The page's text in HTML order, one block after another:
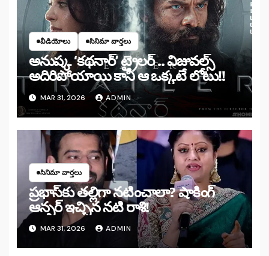
వీడియోలు సినిమా వార్తలు
అనుష్క ‘కథనార్’ ట్రైలర్ .. విజువల్స్
అదిరిపోయాయి కానీ ఆ ఒక్కటే లోటు!!
MAR 31, 2026 ADMIN
సినిమా వార్తలు
ప్రభాస్‌కు తల్లిగా నటించాలా? షాకింగ్
ఆన్సర్ ఇచ్చిన నటి రాశి!
MAR 31, 2026 ADMIN